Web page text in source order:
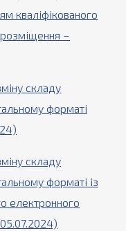
кваліфікованого
–
складу
форматі
складу
форматі із
електронного